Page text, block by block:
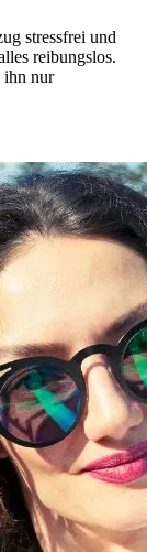
stressfrei und
reibungslos.
ihn nur